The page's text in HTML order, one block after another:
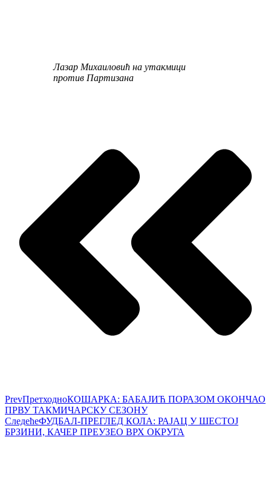
Лазар Михаиловић на утакмици
против Партизана
PrevПретходноКОШАРКА: БАБАЈИЋ ПОРАЗОМ ОКОНЧАО
ПРВУ ТАКМИЧАРСКУ СЕЗОНУ
СледећеФУДБАЛ-ПРЕГЛЕД КОЛА: РАЈАЦ У ШЕСТОЈ
БРЗИНИ, КАЧЕР ПРЕУЗЕО ВРХ ОКРУГА